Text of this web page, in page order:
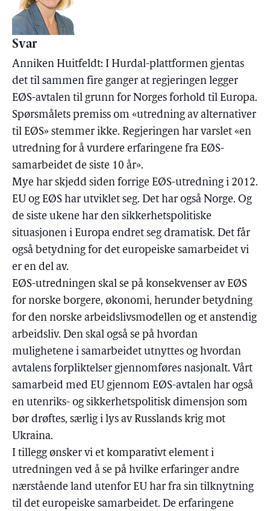
Svar
Anniken Huitfeldt: I Hurdal-plattformen gjentas
det til sammen fire ganger at regjeringen legger
EØS-avtalen til grunn for Norges forhold til Europa.
Spørsmålets premiss om «utredning av alternativer
til EØS» stemmer ikke. Regjeringen har varslet «en
utredning for å vurdere erfaringene fra EØS-
samarbeidet de siste 10 år».
Mye har skjedd siden forrige EØS-utredning i 2012.
EU og EØS har utviklet seg. Det har også Norge. Og
de siste ukene har den sikkerhetspolitiske
situasjonen i Europa endret seg dramatisk. Det får
også betydning for det europeiske samarbeidet vi
er en del av.
EØS-utredningen skal se på konsekvenser av EØS
for norske borgere, økonomi, herunder betydning
for den norske arbeidslivsmodellen og et anstendig
arbeidsliv. Den skal også se på hvordan
mulighetene i samarbeidet utnyttes og hvordan
avtalens forpliktelser gjennomføres nasjonalt. Vårt
samarbeid med EU gjennom EØS-avtalen har også
en utenriks- og sikkerhetspolitisk dimensjon som
bør drøftes, særlig i lys av Russlands krig mot
Ukraina.
I tillegg ønsker vi et komparativt element i
utredningen ved å se på hvilke erfaringer andre
nærstående land utenfor EU har fra sin tilknytning
til det europeiske samarbeidet. De erfaringene